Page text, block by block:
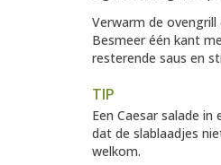
Verwarm de
Besmeer één kant
resterende saus en
TIP
Een Caesar salade
dat de slablaadjes
welkom.